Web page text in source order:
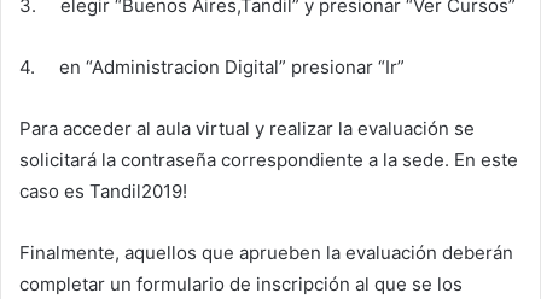
3. elegir “Buenos Aires,Tandil” y presionar “Ver Cursos”
4. en “Administracion Digital” presionar “Ir”
Para acceder al aula virtual y realizar la evaluación se
solicitará la contraseña correspondiente a la sede. En este
caso es Tandil2019!
Finalmente, aquellos que aprueben la evaluación deberán
completar un formulario de inscripción al que se los